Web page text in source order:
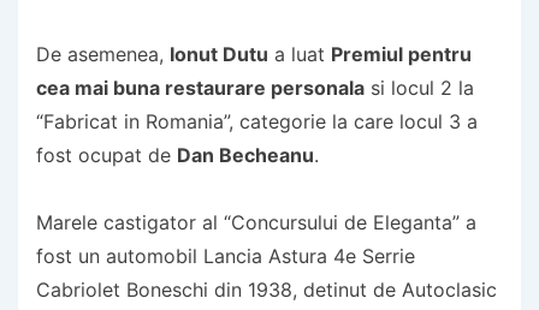
De asemenea, Ionut Dutu a luat Premiul pentru
cea mai buna restaurare personala si locul 2 la
“Fabricat in Romania”, categorie la care locul 3 a
fost ocupat de Dan Becheanu.
Marele castigator al “Concursului de Eleganta” a
fost un automobil Lancia Astura 4e Serrie
Cabriolet Boneschi din 1938, detinut de Autoclasic